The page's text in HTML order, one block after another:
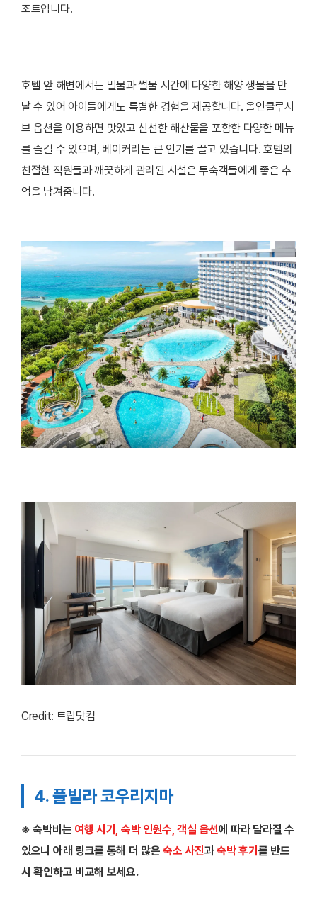
조트입니다.
호텔 앞 해변에서는 밀물과 썰물 시간에 다양한 해양 생물을 만
날 수 있어 아이들에게도 특별한 경험을 제공합니다. 올인클루시
브 옵션을 이용하면 맛있고 신선한 해산물을 포함한 다양한 메뉴
를 즐길 수 있으며, 베이커리는 큰 인기를 끌고 있습니다. 호텔의
친절한 직원들과 깨끗하게 관리된 시설은 투숙객들에게 좋은 추
억을 남겨줍니다.
Credit: 트립닷컴
4. 풀빌라 코우리지마
※ 숙박비는 여행 시기, 숙박 인원수, 객실 옵션에 따라 달라질 수
있으니 아래 링크를 통해 더 많은 숙소 사진과숙박 후기 를 반드
시 확인하고 비교해 보세요.